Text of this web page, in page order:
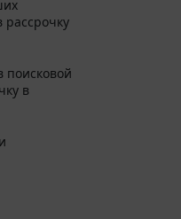
поисковой
в